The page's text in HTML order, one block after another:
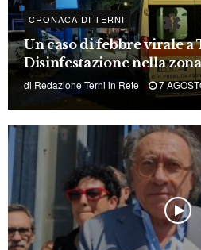
CRONACA DI TERNI
Un caso di febbre virale a
Disinfestazione nella
di Redazione Terni in Rete 7